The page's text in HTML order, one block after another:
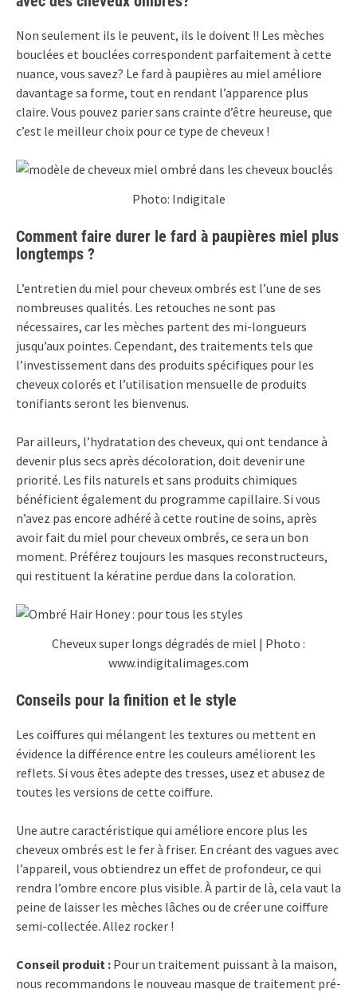
Non seulement ils le peuvent, ils le doivent !! Les mèches
bouclées et bouclées correspondent parfaitement à cette
nuance, vous savez? Le fard à paupières au miel améliore
davantage sa forme, tout en rendant l’apparence plus
claire. Vous pouvez parier sans crainte d’être heureuse, que
c’est le meilleur choix pour ce type de cheveux !
Photo: Indigitale
Comment faire durer le fard à paupières miel plus
longtemps ?
L’entretien du miel pour cheveux ombrés est l’une de ses
nombreuses qualités. Les retouches ne sont pas
nécessaires, car les mèches partent des mi-longueurs
jusqu’aux pointes. Cependant, des traitements tels que
l’investissement dans des produits spécifiques pour les
cheveux colorés et l’utilisation mensuelle de produits
tonifiants seront les bienvenus.
Par ailleurs, l’hydratation des cheveux, qui ont tendance à
devenir plus secs après décoloration, doit devenir une
priorité. Les fils naturels et sans produits chimiques
bénéficient également du programme capillaire. Si vous
n’avez pas encore adhéré à cette routine de soins, après
avoir fait du miel pour cheveux ombrés, ce sera un bon
moment. Préférez toujours les masques reconstructeurs,
qui restituent la kératine perdue dans la coloration.
Cheveux super longs dégradés de miel | Photo :
www.indigitalimages.com
Conseils pour la finition et le style
Les coiffures qui mélangent les textures ou mettent en
évidence la différence entre les couleurs améliorent les
reflets. Si vous êtes adepte des tresses, usez et abusez de
toutes les versions de cette coiffure.
Une autre caractéristique qui améliore encore plus les
cheveux ombrés est le fer à friser. En créant des vagues avec
l’appareil, vous obtiendrez un effet de profondeur, ce qui
rendra l’ombre encore plus visible. À partir de là, cela vaut la
peine de laisser les mèches lâches ou de créer une coiffure
semi-collectée. Allez rocker !
Conseil produit : Pour un traitement puissant à la maison,
nous recommandons le nouveau masque de traitement pré-